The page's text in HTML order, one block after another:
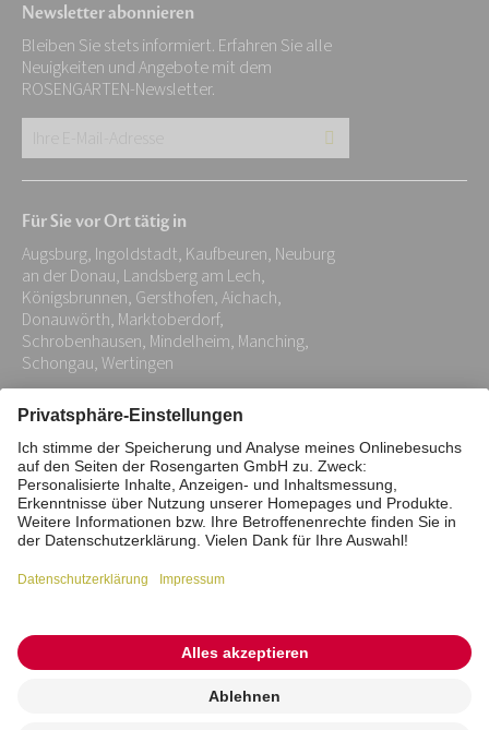
Newsletter abonnieren
Bleiben Sie stets informiert. Erfahren Sie alle
Neuigkeiten und Angebote mit dem
ROSENGARTEN-Newsletter.
E-
Adresse:
*
Für Sie vor Ort tätig in
Augsburg, Ingoldstadt, Kaufbeuren, Neuburg
an der Donau, Landsberg am Lech,
Königsbrunnen, Gersthofen, Aichach,
Donauwörth, Marktoberdorf,
Schrobenhausen, Mindelheim, Manching,
Schongau, Wertingen
Impressum Datenschutz
Stiftung
Interne Meldestelle
Zahlungsmittel
Barrierefreiheitserklärung
Vertrag widerrufen
© 2026 ROSENGARTEN-Tierbestattung